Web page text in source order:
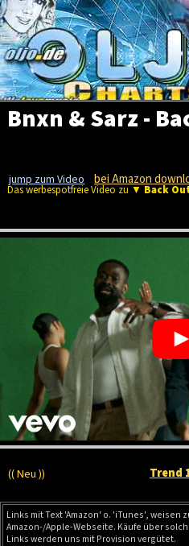
Bnxn & Sarz -
jump zum Video bei Amazon
Das werbespotfreie Video zu ▼ Back
(( Neu )) Trend
Links mit Text 'Amazon' o. 'iTunes', weisen
Amazon-/Apple-Webseite. Käufe über
Links werden uns mit Provision vergütet.